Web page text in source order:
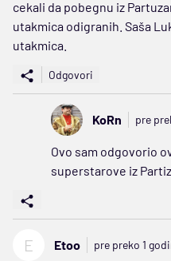
cekali da pobegnu iz
utakmica odigranih. Saša
utakmica.
Odgovori
KoRn pre
Ovo sam odgovorio
superstarove iz
E Etoo pre preko 1